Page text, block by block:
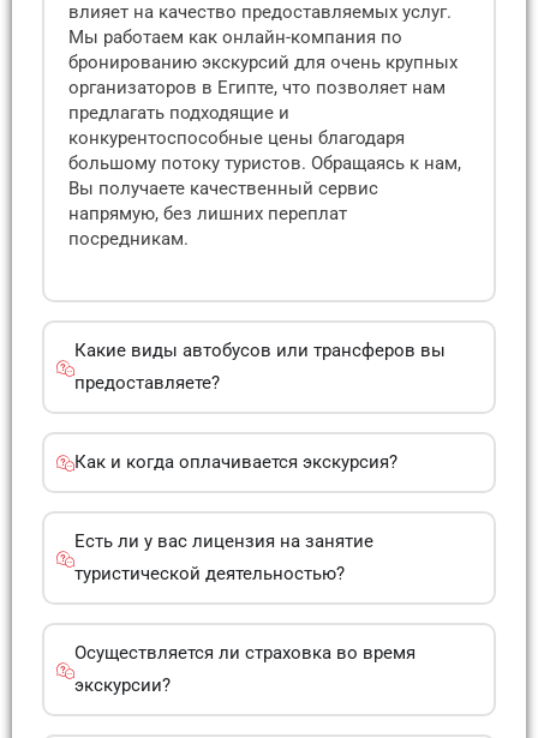
влияет на качество предоставляемых услуг.
Мы работаем как онлайн-компания по
бронированию экскурсий для очень крупных
организаторов в Египте, что позволяет нам
предлагать подходящие и
конкурентоспособные цены благодаря
большому потоку туристов. Обращаясь к нам,
Вы получаете качественный сервис
напрямую, без лишних переплат
посредникам.
Какие виды автобусов или трансферов вы
предоставляете?
Как и когда оплачивается экскурсия?
Есть ли у вас лицензия на занятие
туристической деятельностью?
Осуществляется ли страховка во время
экскурсии?